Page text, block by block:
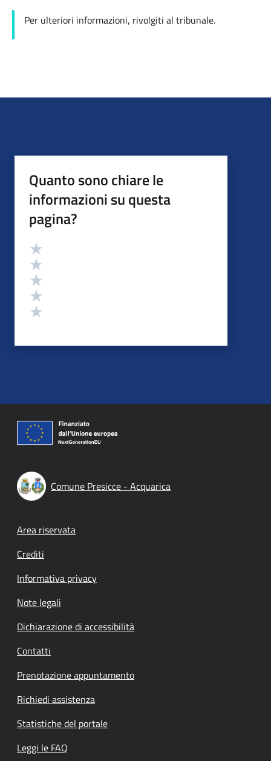
Per ulteriori informazioni, rivolgiti al tribunale.
Quanto sono chiare le
informazioni su questa
pagina?
Valutazione
Comune Presicce - Acquarica
Footer menu
Area riservata
Crediti
Informativa privacy
Note legali
Dichiarazione di accessibilità
Contatti
Prenotazione appuntamento
Richiedi assistenza
Statistiche del portale
Leggi le FAQ